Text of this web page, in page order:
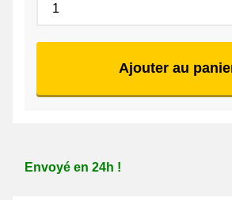
Ajouter au
Envoyé en 24h !